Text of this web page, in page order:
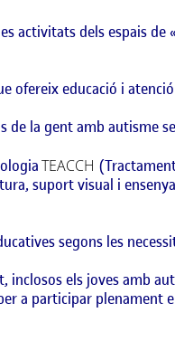
activitats dels espais de «
ofereix educació i
de la gent amb autisme
TEACCH
suport visual i
segons les
inclosos els joves amb
a participar